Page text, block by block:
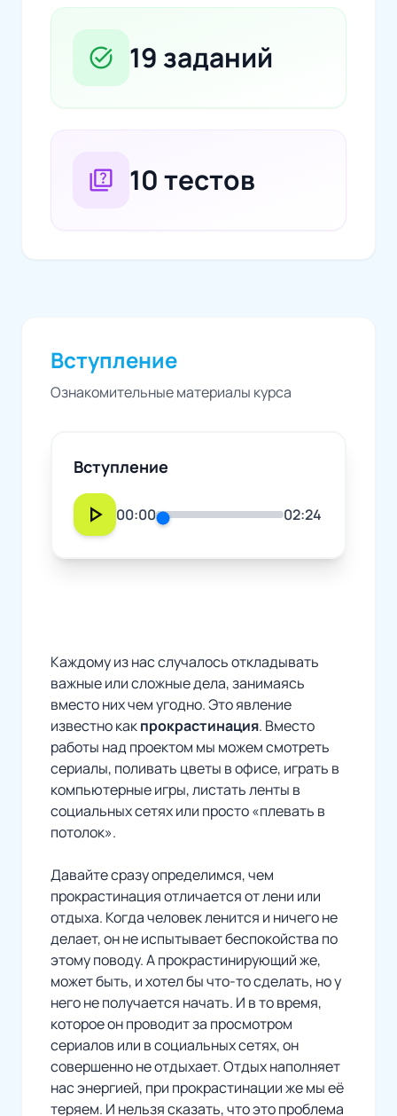
task_alt 19 заданий
quiz 10 тестов
Вступление
Ознакомительные материалы курса
Вступление
play_arrow 00:00 02:24
Каждому из нас случалось откладывать
важные или сложные дела, занимаясь
вместо них чем угодно. Это явление
известно какпрокрастинация. Вместо
работы над проектом мы можем смотреть
сериалы, поливать цветы в офисе, играть в
компьютерные игры, листать ленты в
социальных сетях или просто«плевать в
потолок».
Давайте сразу определимся, чем
прокрастинация отличается от лени или
отдыха. Когда человек ленится и ничего не
делает, он не испытывает беспокойства по
этому поводу. А прокрастинирующий же,
может быть, и хотел бы что-то сделать, но у
него не получается начать. И в то время,
которое он проводит за просмотром
сериалов или в социальных сетях, он
совершенно не отдыхает. Отдых наполняет
нас энергией, при прокрастинации же мы её
теряем. И нельзя сказать, что это проблема